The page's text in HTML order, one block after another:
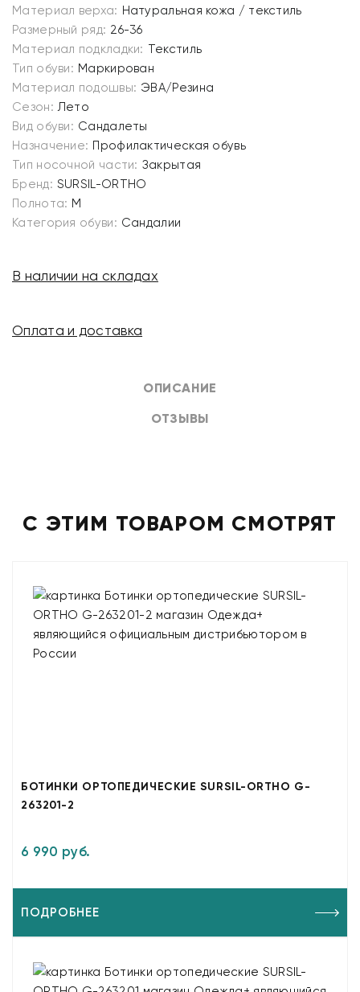
ОПИСАНИЕ
ОТЗЫВЫ
Материал верха: Натуральная кожа / текстиль
Размерный ряд: 26-36
Материал подкладки: Текстиль
Тип обуви: Маркирован
Материал подошвы: ЭВА/Резина
Сезон: Лето
Вид обуви: Сандалеты
Назначение: Профилактическая обувь
Тип носочной части: Закрытая
Бренд: SURSIL-ORTHO
Полнота: M
Категория обуви: Сандалии
В наличии на складах
Оплата и доставка
С ЭТИМ ТОВАРОМ СМОТРЯТ
БОТИНКИ ОРТОПЕДИЧЕСКИЕ SURSIL-ORTHO G-
263201-2
6 990 руб.
ПОДРОБНЕЕ